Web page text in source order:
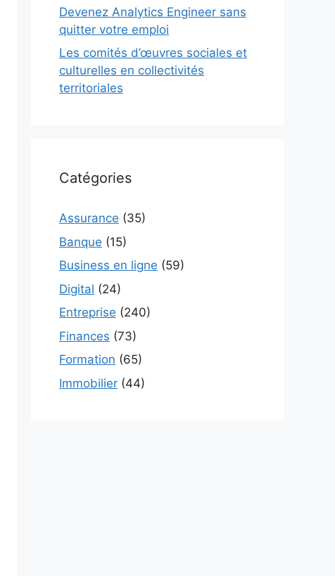
Devenez Analytics Engineer sans
quitter votre emploi
Les comités d’œuvres sociales et
culturelles en collectivités
territoriales
Catégories
Assurance (35)
Banque (15)
Business en ligne (59)
Digital (24)
Entreprise (240)
Finances (73)
Formation (65)
Immobilier (44)